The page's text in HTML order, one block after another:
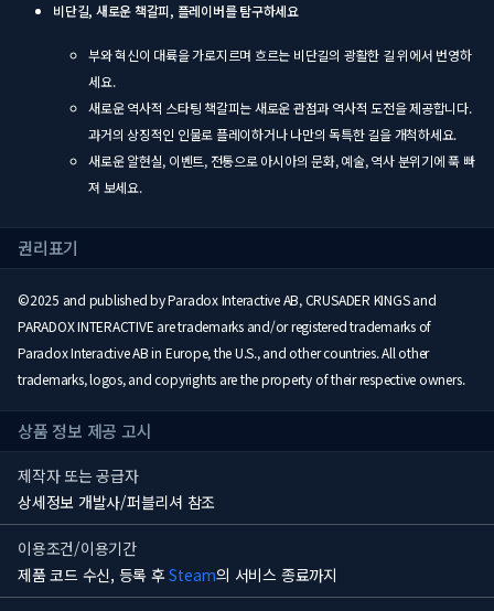
비단길, 새로운 책갈피, 플레이버를 탐구하세요
부와 혁신이 대륙을 가로지르며 흐르는 비단길의 광활한 길 위에서 번영하
세요.
새로운 역사적 스타팅 책갈피는 새로운 관점과 역사적 도전을 제공합니다.
과거의 상징적인 인물로 플레이하거나 나만의 독특한 길을 개척하세요.
새로운 알현실, 이벤트, 전통으로 아시아의 문화, 예술, 역사 분위기에 푹 빠
져 보세요.
권리표기
©2025 and published by Paradox Interactive AB, CRUSADER KINGS and
PARADOX INTERACTIVE are trademarks and/or registered trademarks of
Paradox Interactive AB in Europe, the U.S., and other countries. All other
trademarks, logos, and copyrights are the property of their respective owners.
상품 정보 제공 고시
제작자 또는 공급자
상세정보 개발사/퍼블리셔 참조
이용조건/이용기간
제품 코드 수신, 등록 후Steam의 서비스 종료까지